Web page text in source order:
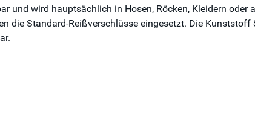
und wird hauptsächlich in Hosen, Röcken, Kleidern
die Standard-Reißverschlüsse eingesetzt. Die